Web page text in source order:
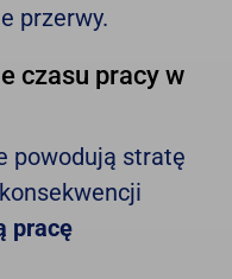
przerwy.
czasu pracy w
powodują stratę
pracę